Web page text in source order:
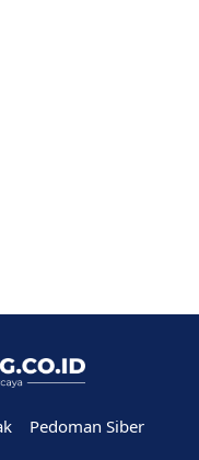
Pedoman Siber